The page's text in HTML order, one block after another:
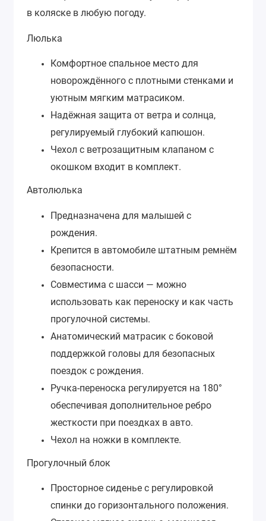
в коляске в любую погоду.
Люлька
Комфортное спальное место для
новорождённого с плотными стенками и
уютным мягким матрасиком.
Надёжная защита от ветра и солнца,
регулируемый глубокий капюшон.
Чехол с ветрозащитным клапаном с
окошком входит в комплект.
Автолюлька
Предназначена для малышей с
рождения.
Крепится в автомобиле штатным ремнём
безопасности.
Совместима с шасси — можно
использовать как переноску и как часть
прогулочной системы.
Анатомический матрасик с боковой
поддержкой головы для безопасных
поездок с рождения.
Ручка-переноска регулируется на 180°
обеспечивая дополнительное ребро
жесткости при поездках в авто.
Чехол на ножки в комплекте.
Прогулочный блок
Просторное сиденье с регулировкой
спинки до горизонтального положения.